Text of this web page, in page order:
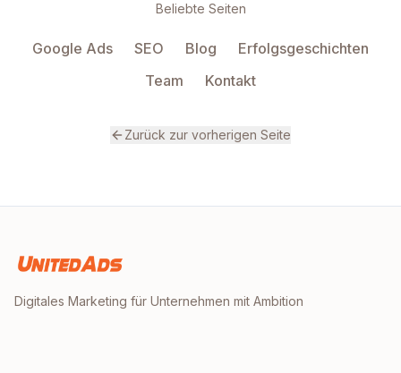
Beliebte Seiten
Google Ads SEO Blog
Erfolgsgeschichten
Team
Kontakt
Zurück zur vorherigen Seite
Digitales Marketing für Unternehmen mit Ambition